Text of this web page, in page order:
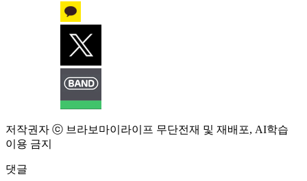
저작권자 ⓒ 브라보마이라이프 무단전재 및 재배포, AI학습
이용 금지
댓글